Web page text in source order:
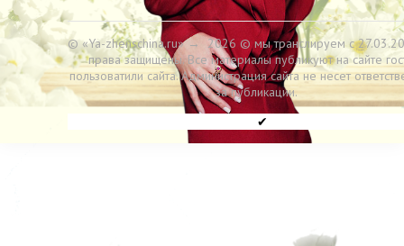
© «Ya-zhenschina.ru»→ 2026 © мы транслируем с
права защищены. Все материалы публикуют на сайте
пользоватили сайта. Администрация сайта не несет
за публикации.
✔